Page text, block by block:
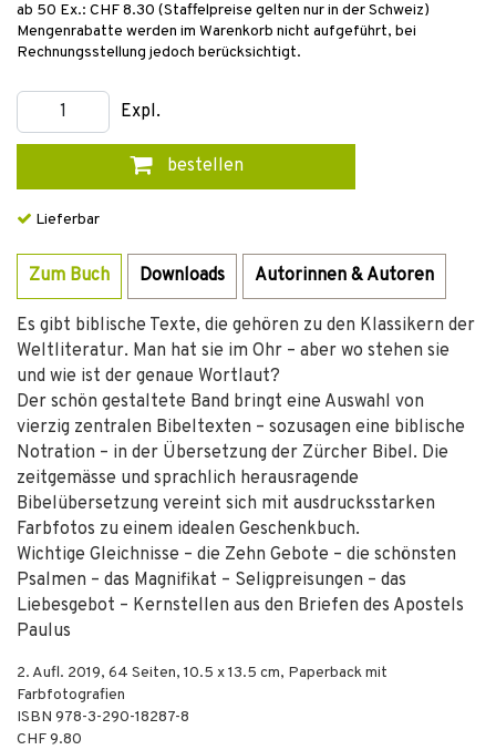
ab 50 Ex.: CHF 8.30 (Staffelpreise gelten nur in der Schweiz)
Mengenrabatte werden im Warenkorb nicht aufgeführt, bei
Rechnungsstellung jedoch berücksichtigt.
Expl.
bestellen
Lieferbar
Zum Buch Downloads Autorinnen & Autoren
Es gibt biblische Texte, die gehören zu den Klassikern der
Weltliteratur. Man hat sie im Ohr – aber wo stehen sie
und wie ist der genaue Wortlaut?
Der schön gestaltete Band bringt eine Auswahl von
vierzig zentralen Bibeltexten – sozusagen eine biblische
Notration – in der Übersetzung der Zürcher Bibel. Die
zeitgemässe und sprachlich herausragende
Bibelübersetzung vereint sich mit ausdrucksstarken
Farbfotos zu einem idealen Geschenkbuch.
Wichtige Gleichnisse – die Zehn Gebote – die schönsten
Psalmen – das Magnifikat – Seligpreisungen – das
Liebesgebot – Kernstellen aus den Briefen des Apostels
Paulus
2. Aufl. 2019, 64 Seiten, 10.5 x 13.5 cm, Paperback mit
Farbfotografien
ISBN 978-3-290-18287-8
CHF 9.80